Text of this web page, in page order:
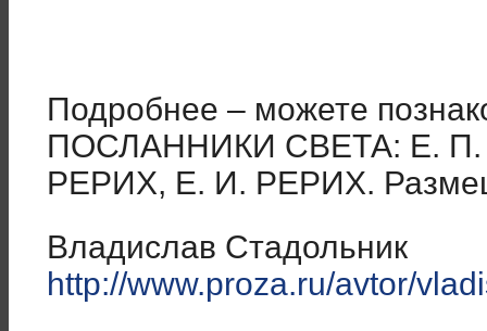
Подробнее – можете
ПОСЛАННИКИ СВЕТА: Е. П.
РЕРИХ, Е. И. РЕРИХ.
Владислав Стадольник
http://www.proza.ru/avtor/